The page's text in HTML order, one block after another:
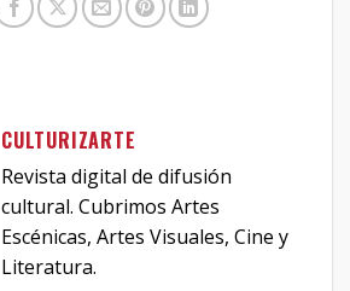
CULTURIZARTE
Revista digital de difusión
cultural. Cubrimos Artes
Escénicas, Artes Visuales, Cine y
Literatura.